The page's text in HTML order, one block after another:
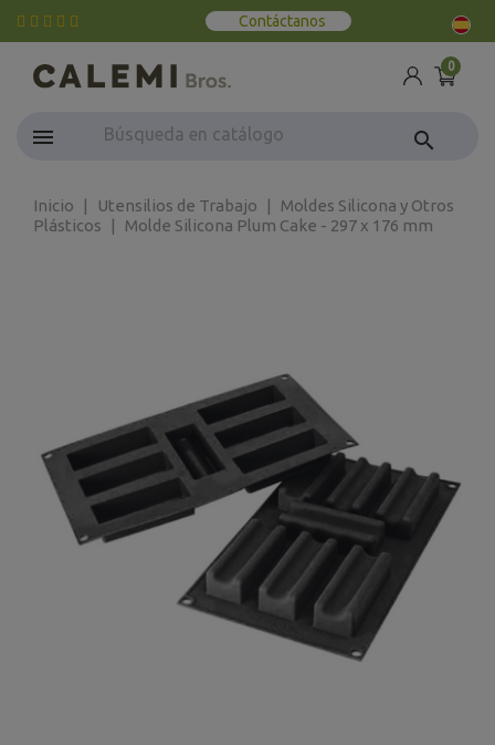
Contáctanos
0
search
Inicio Utensilios de Trabajo
Moldes Silicona y Otros
Plásticos
Molde Silicona Plum Cake - 297 x 176 mm